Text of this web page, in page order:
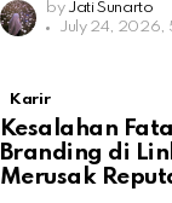
by Jati Sunarto
July 24, 2026,
Karir
Kesalahan
Branding di
Merusak